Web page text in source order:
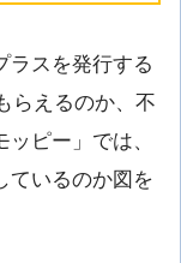
ラスを発行する
らえるのか、不
ピー」では、
ているのか図を